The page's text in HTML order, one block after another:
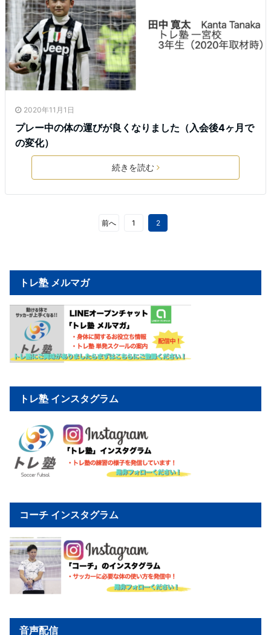
2020年11月1日
プレー中の体の運びが良くなりました（入会後4ヶ月で
の変化）
続きを読む
前へ 1 2
トレ塾 メルマガ
トレ塾 インスタグラム
コーチ インスタグラム
音声配信